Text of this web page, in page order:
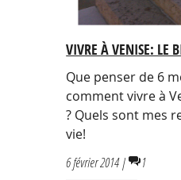
VIVRE À VENISE: LE
Que penser de 6
comment vivre à
? Quels sont mes
vie!
6 février 2014 | 1